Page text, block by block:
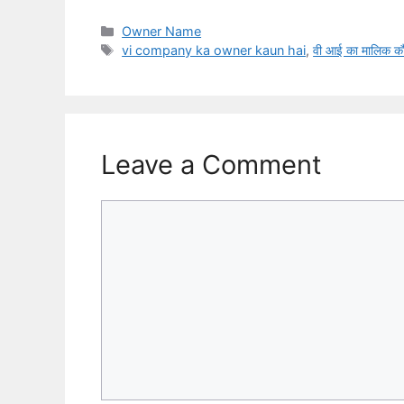
Categories
Owner Name
Tags
vi company ka owner kaun hai,वी आई का मालिक
Leave a Comment